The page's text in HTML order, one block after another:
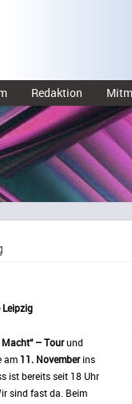
Redaktion
Leipzig
Macht“ – Tourund
am 11. Novemberins
ist bereits seit 18 Uhr
sind fast da. Beim